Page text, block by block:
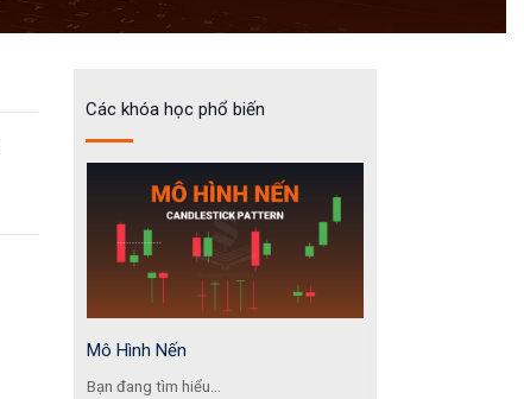
Các khóa học phổ biến
Mô Hình Nến
Bạn đang tìm hiểu...